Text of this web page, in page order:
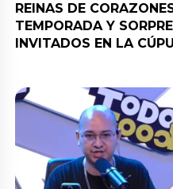
REINAS DE
TEMPORADA Y
INVITADOS EN LA